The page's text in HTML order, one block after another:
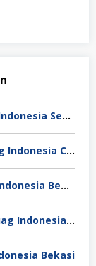
Quality Control PT Athif Berkah Indonesia Semarang
Operator Stamping PT Ekno Yuag Indonesia Cikarang
Operator Forklift PT Ekno Yuag Indonesia Bekasi
Operator Die Casting PT Ekno Yuag Indonesia Bekasi
Bekasi